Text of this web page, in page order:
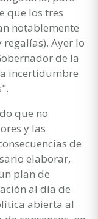
que los tres
notablemente
Ayer lo
de la
incertidumbre
que no
y las
de
elaborar,
plan de
al día de
abierta al